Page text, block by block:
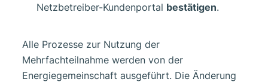
Netzbetreiber-Kundenportal bestätigen.
Alle Prozesse zur Nutzung der
Mehrfachteilnahme werden von der
Energiegemeinschaft ausgeführt. Die Änderung